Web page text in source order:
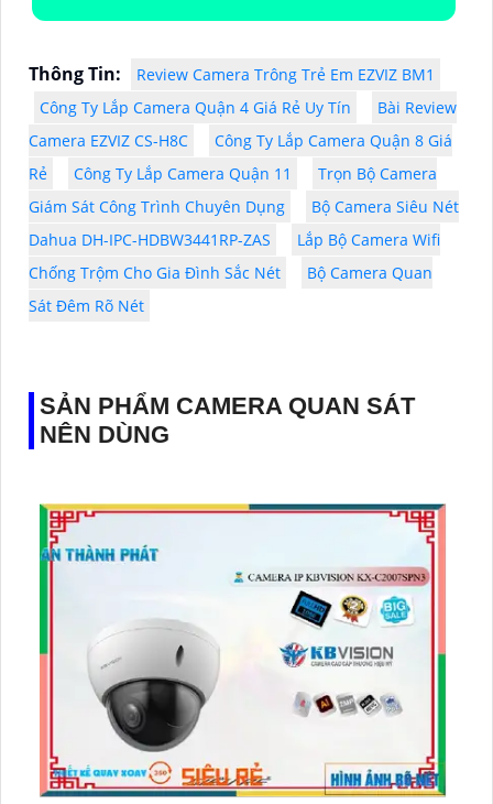
Thông Tin:
Review Camera Trông Trẻ Em EZVIZ BM1
Công Ty Lắp Camera Quận 4 Giá Rẻ Uy Tín
Bài Review
Camera EZVIZ CS-H8C
Công Ty Lắp Camera Quận 8 Giá
Rẻ
Công Ty Lắp Camera Quận 11
Trọn Bộ Camera
Giám Sát Công Trình Chuyên Dụng
Bộ Camera Siêu Nét
Dahua DH-IPC-HDBW3441RP-ZAS
Lắp Bộ Camera Wifi
Chống Trộm Cho Gia Đình Sắc Nét
Bộ Camera Quan
Sát Đêm Rõ Nét
SẢN PHẨM CAMERA QUAN SÁT
NÊN DÙNG